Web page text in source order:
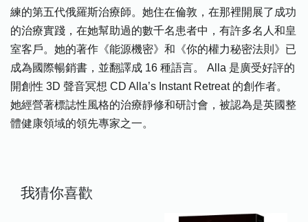
練的第五代俄羅斯治療師。她住在倫敦，在那裡開展了成功
的治療實踐，在她幫助過的數千名患者中，有許多名人和皇
室客戶。她的著作《能源機密》和《你的權力秘密法則》已
成為國際暢銷書，並翻譯成 16 種語言。 Alla 是廣受好評的
開創性 3D 聲音冥想 CD Alla’s Instant Retreat 的創作者。
她經營著標誌性風格的治療靜修和研討會，被認為是英國整
體健康領域的領先專家之一。
我猜你喜歡